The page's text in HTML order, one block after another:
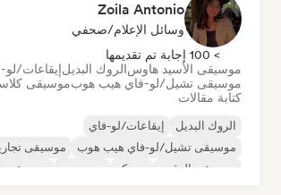
Zoila Antonio
وسائل الإعلام/صحفي
> 100 إجابة تم تقديمها
موسيقى الأسيد هاوسالروك البديلإيقاعات/
موسيقى تشيل/لو-فاي هيب هوبموسيقى
كتابة مقالات
الروك البديل
إيقاعات/لو-فاي
موسيقى تشيل/لو-فاي هيب هوب
موسيقى
موسيقى الرقص
ديسكو موسيقى